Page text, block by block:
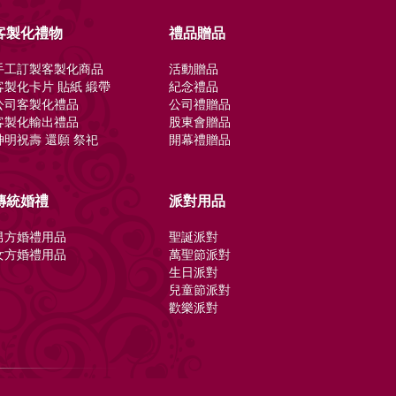
製化禮物
工訂製客製化商品
製化卡片 貼紙 緞帶
司客製化禮品
製化輸出禮品
明祝壽 還願 祭祀
禮品贈品
活動贈品
紀念禮品
公司禮贈品
股東會贈品
開幕禮贈品
統婚禮
方婚禮用品
方婚禮用品
派對用品
聖誕派對
萬聖節派對
生日派對
兒童節派對
歡樂派對